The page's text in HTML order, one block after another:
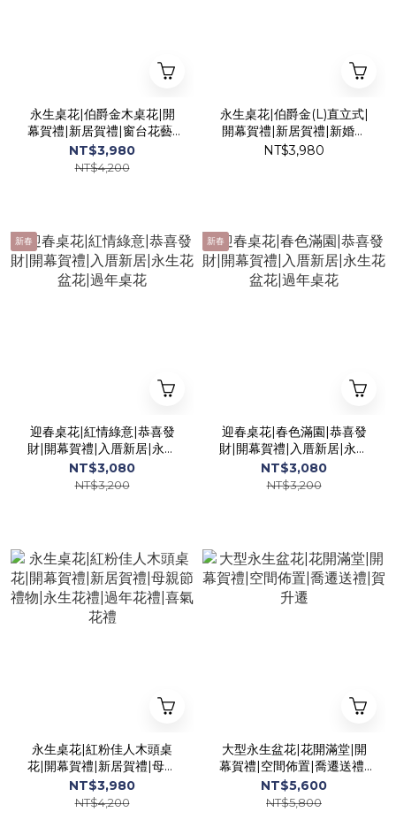
永生桌花|伯爵金木桌花|開
幕賀禮|新居賀禮|窗台花藝|
永生花園|榮譽調職
NT$3,980
NT$4,200
永生桌花|伯爵金(L)直立式|
開幕賀禮|新居賀禮|新婚賀
禮|升職賀禮
NT$3,980
新春
迎春桌花|紅情綠意|恭喜發
財|開幕賀禮|入厝新居|永生
花盆花|過年桌花
NT$3,080
NT$3,200
新春
迎春桌花|春色滿園|恭喜發
財|開幕賀禮|入厝新居|永生
花盆花|過年桌花
NT$3,080
NT$3,200
永生桌花|紅粉佳人木頭桌
花|開幕賀禮|新居賀禮|母親
節禮物|永生花禮|過年花禮|
喜氣花禮
NT$3,980
NT$4,200
大型永生盆花|花開滿堂|開
幕賀禮|空間佈置|喬遷送禮|
賀升遷
NT$5,600
NT$5,800